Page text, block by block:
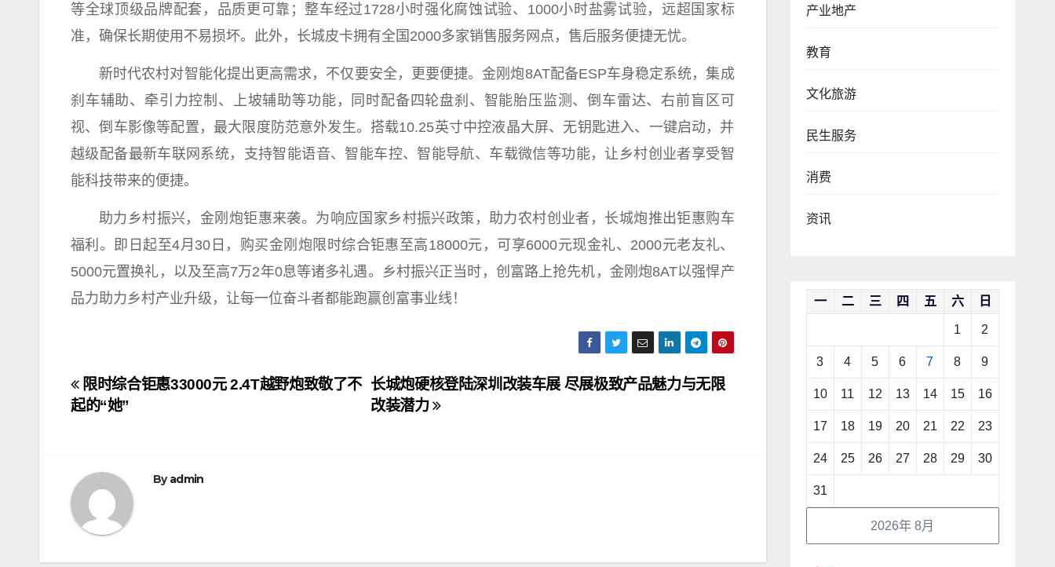
等全球顶级品牌配套，品质更可靠；整车经过1728小时强化腐蚀试验、1000小时盐雾试验，远超 国家标
准，确保长期使用不易损坏。此外，长城皮卡拥有全国2000多家销售服务网点，售后服务便捷无忧。
新时代农村对智能化提出 更高需求，不仅要安全，更要便捷。金刚炮8AT配备ESP车身稳定系统，集成
刹车辅助、牵引力控制、上坡辅助等功能，同时配备四轮盘刹、智能胎压监测、倒车雷达、右前盲区可
视、倒车影像等配置，最大限度防范意外发生。搭载10.25英寸中控液晶大屏、无钥匙进入、一键启动，并
越级配备最新车联网系统，支持智能语音、智能车控、智能导航、车载微信等功能，让乡村创业者享受智
能科技带来的便捷。
助力 乡村振兴 ，金刚炮钜惠来袭。为响应 国家乡村振兴政策，助力农村创业者，长城炮推出钜惠购车
福利。即日起至4月30日，购买金刚炮限时综合钜惠至高18000元，可享6000元现金礼、2000元老友礼、
5000元置换礼，以及至高7万2年0息等诸多礼遇。
乡村振兴正当时，创富路上抢先机，金刚炮8AT以强悍产
品力助力乡村产业升级，让每一位奋斗者都能跑赢创富事业线！
文
章
航
长城炮硬核登陆深圳改装车展 尽展极致产品魅力与无限
改装潜力
限时综合钜惠33000元 2.4T越野炮致敬了不
起的“她”
Byadmin
产业地产
教育
文化旅游
民生服务
消费
资讯
2026年 8月
一 二 三 四 五 六 日
1 2
3 4 5 6 7 8 9
10 11 12 13 14 15 16
17 18 19 20 21 22 23
24 25 26 27 28 29 30
31